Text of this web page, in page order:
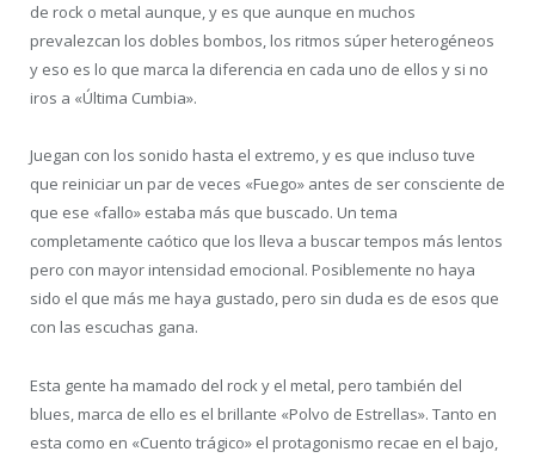
de rock o metal aunque, y es que aunque en muchos
prevalezcan los dobles bombos, los ritmos súper heterogéneos
y eso es lo que marca la diferencia en cada uno de ellos y si no
iros a «Última Cumbia».
Juegan con los sonido hasta el extremo, y es que incluso tuve
que reiniciar un par de veces «Fuego» antes de ser consciente de
que ese «fallo» estaba más que buscado. Un tema
completamente caótico que los lleva a buscar tempos más lentos
pero con mayor intensidad emocional. Posiblemente no haya
sido el que más me haya gustado, pero sin duda es de esos que
con las escuchas gana.
Esta gente ha mamado del rock y el metal, pero también del
blues, marca de ello es el brillante «Polvo de Estrellas». Tanto en
esta como en «Cuento trágico» el protagonismo recae en el bajo,